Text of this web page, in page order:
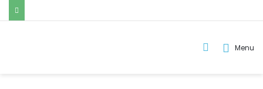
Menu
Zoek